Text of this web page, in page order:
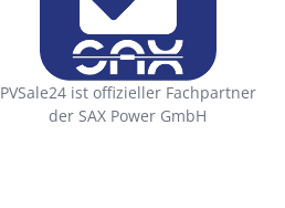
PVSale24 ist offizieller Fachpartner
der SAX Power GmbH